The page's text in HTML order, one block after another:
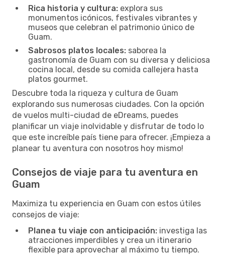
Rica historia y cultura: explora sus
monumentos icónicos, festivales vibrantes y
museos que celebran el patrimonio único de
Guam.
Sabrosos platos locales: saborea la
gastronomía de Guam con su diversa y deliciosa
cocina local, desde su comida callejera hasta
platos gourmet.
Descubre toda la riqueza y cultura de Guam
explorando sus numerosas ciudades. Con la opción
de vuelos multi-ciudad de eDreams, puedes
planificar un viaje inolvidable y disfrutar de todo lo
que este increíble país tiene para ofrecer. ¡Empieza a
planear tu aventura con nosotros hoy mismo!
Consejos de viaje para tu aventura en
Guam
Maximiza tu experiencia en Guam con estos útiles
consejos de viaje:
Planea tu viaje con anticipación: investiga las
atracciones imperdibles y crea un itinerario
flexible para aprovechar al máximo tu tiempo.